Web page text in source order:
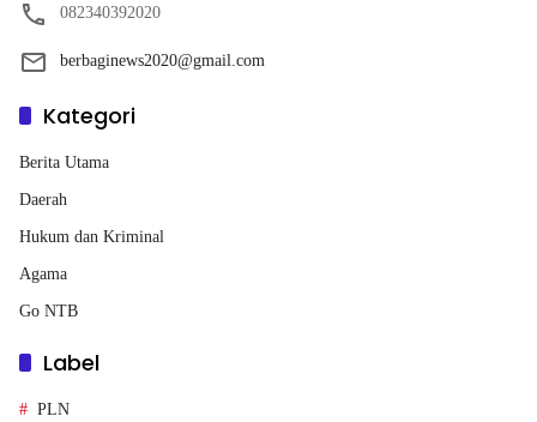
082340392020
berbaginews2020@gmail.com
Kategori
Berita Utama
Daerah
Hukum dan Kriminal
Agama
Go NTB
Label
PLN